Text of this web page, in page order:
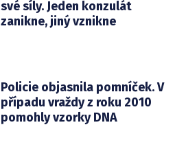
své síly. Jeden konzulát
zanikne, jiný vznikne
Policie objasnila pomníček. V
případu vraždy z roku 2010
pomohly vzorky DNA